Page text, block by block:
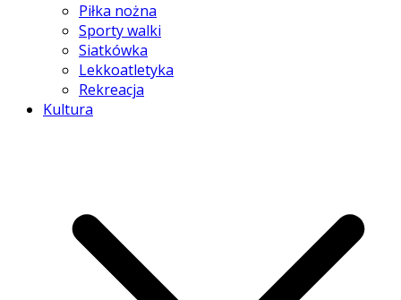
Piłka nożna
Sporty walki
Siatkówka
Lekkoatletyka
Rekreacja
Kultura